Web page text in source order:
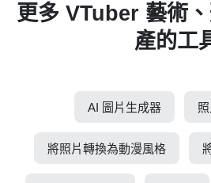
更多 VTuber 藝術
產的工
AI 圖片生成器
將照片轉換為動漫風格